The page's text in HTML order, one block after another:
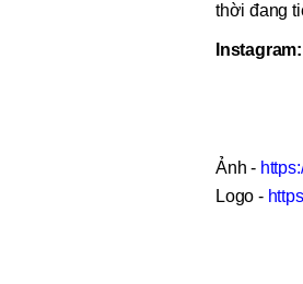
thời đang
Instagram:
Ảnh -
Logo -